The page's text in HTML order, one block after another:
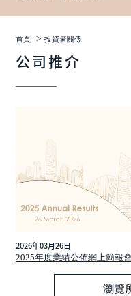
首頁 > 投資者關係
公司推介
2026年03月26日
2025年度業績公佈網上簡報
瀏覽